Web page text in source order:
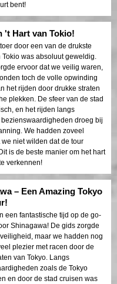
bent!
't Hart van Tokio!
door een van de drukste
Tokio was absoluut geweldig.
ervoor dat we veilig waren,
toch de volle opwinding
het rijden door drukke straten
plekken. De sfeer van de stad
en het rijden langs
droeg bij
We hadden zoveel
niet wilden dat de tour
is de beste manier om het hart
verkennen!
– Een Amazing Tokyo
een fantastische tijd op de go-
Shinagawa! De gids zorgde
maar we hadden nog
plezier met racen door de
van Tokyo. Langs
zoals de Tokyo
en door de stad cruisen was